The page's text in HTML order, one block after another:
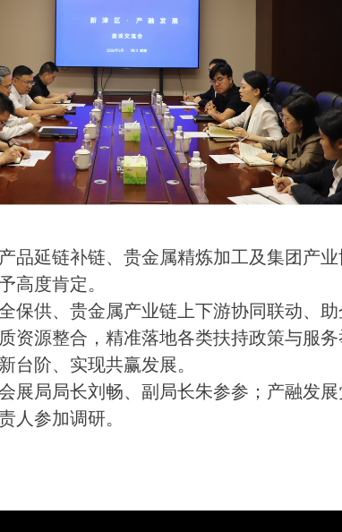
品延链补链、贵金属精炼加工及集团产
高度肯定。
保供、贵金属产业链上下游协同联动、
资源整合，精准落地各类扶持政策与服
台阶、实现共赢发展。
展局局长刘畅、副局长朱参参；产融发
人参加调研。